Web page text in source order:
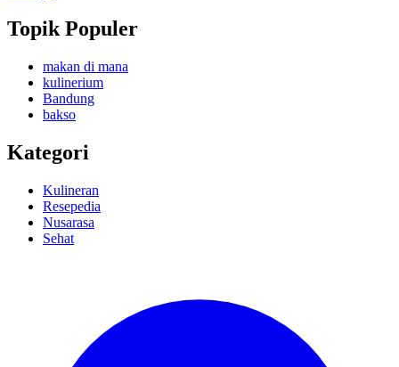
Topik Populer
makan di mana
kulinerium
Bandung
bakso
Kategori
Kulineran
Resepedia
Nusarasa
Sehat